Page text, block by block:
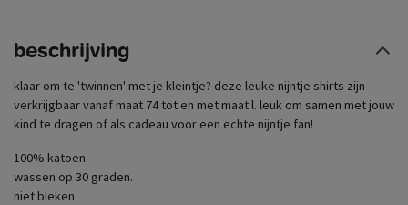
beschrijving
klaar om te 'twinnen' met je kleintje? deze leuke nijntje shirts zijn
verkrijgbaar vanaf maat 74 tot en met maat l. leuk om samen met jouw
kind te dragen of als cadeau voor een echte nijntje fan!
100% katoen.
wassen op 30 graden.
niet bleken.